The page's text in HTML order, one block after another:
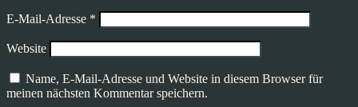
E-Mail-Adresse *
Website
Name, E-Mail-Adresse und Website in diesem Browser für
meinen nächsten Kommentar speichern.